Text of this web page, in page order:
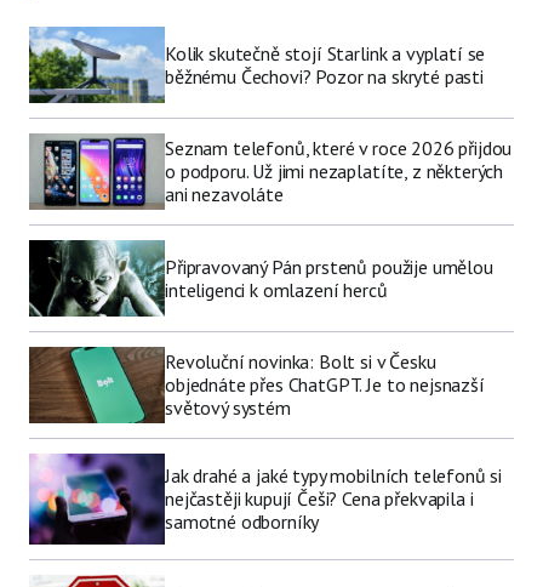
Kolik skutečně stojí Starlink a vyplatí se
běžnému Čechovi? Pozor na skryté pasti
Seznam telefonů, které v roce 2026 přijdou
o podporu. Už jimi nezaplatíte, z některých
ani nezavoláte
Připravovaný Pán prstenů použije umělou
inteligenci k omlazení herců
Revoluční novinka: Bolt si v Česku
objednáte přes ChatGPT. Je to nejsnazší
světový systém
Jak drahé a jaké typy mobilních telefonů si
nejčastěji kupují Češi? Cena překvapila i
samotné odborníky